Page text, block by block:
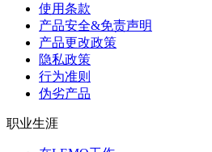
使用条款
产品安全&免责声明
产品更改政策
隐私政策
行为准则
伪劣产品
职业生涯